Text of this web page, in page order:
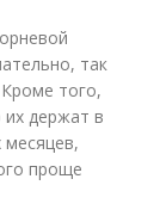
так
того,
их держат в
проще